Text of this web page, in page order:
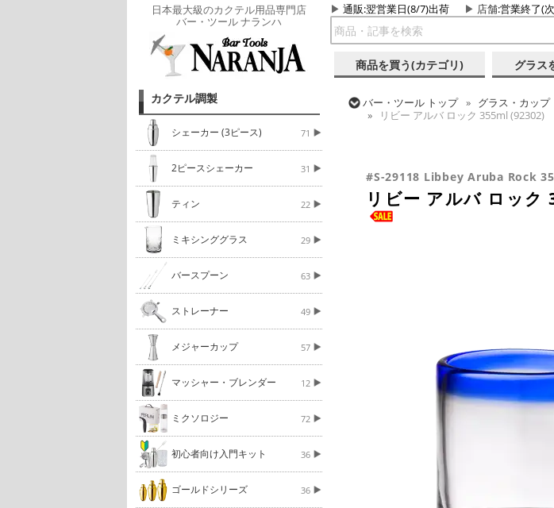
日本最大級のカクテル用品専門店
バー・ツール ナランハ
通販:翌営業日(8/7)出荷 店舗:営業終了(
商品を買う(カテゴリ) グラス
カクテル調製
シェーカー (3ピース) 71
2ピースシェーカー 31
ティン 22
ミキシンググラス 29
バースプーン 63
ストレーナー 49
メジャーカップ 57
マッシャー・ブレンダー 12
ミクソロジー 72
初心者向け入門キット 36
ゴールドシリーズ 36
バー・ツール トップ グラス・カップ
リビー アルバ ロック 355ml (92302)
#S-29118 Libbey Aruba Rock
リビー アルバ ロッ